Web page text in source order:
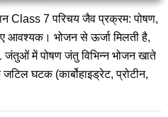
Class 7 परिचय जैव प्रक्रम: पोषण,
आवश्यक। भोजन से ऊर्जा मिलती है,
में पोषण जंतु विभिन्न भोजन खाते
घटक (कार्बोहाइड्रेट, प्रोटीन,